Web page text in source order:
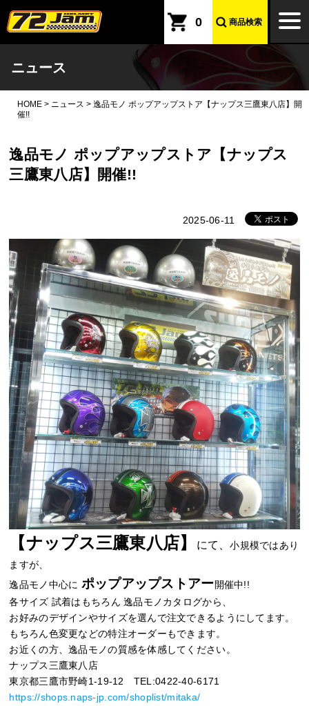
本文へ
0 商品検索
ニュース
HOME > ニュース > 逸品モノ ポップアップストア【ナップス三鷹東八店】開
催!!
逸品モノ ポップアップストア【ナップス
三鷹東八店】開催!!
2025-06-11
【ナップス三鷹東八店】 にて、小規模ではあり
ますが、
逸品モノ中心に ポップアップストアー開催中!!
各サイズ 試着はもちろん 逸品モノカタログから、
お好みのデザインやサイズを選んで注文できるようにしてます。
もちろん色変更などの特注オーダーもできます。
お近くの方、逸品モノの質感を体感してください。
ナップス三鷹東八店
東京都三鷹市野崎1-19-12 TEL:0422-40-6171
https://shops.naps-jp.com/shoplist/mitaka/